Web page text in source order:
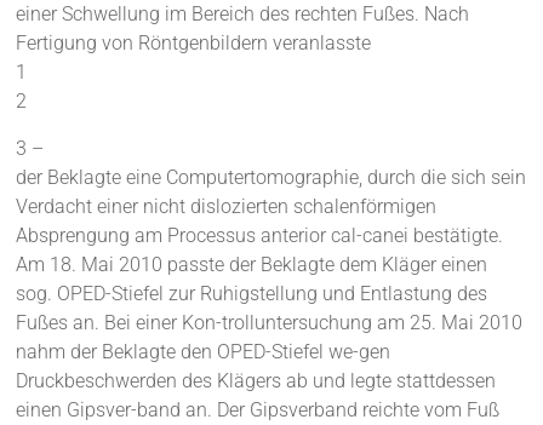
einer Schwellung im Bereich des rechten Fußes. Nach
Fertigung von Röntgenbildern veranlasste
1
2
3 –
der Beklagte eine Computertomographie, durch die sich sein
Verdacht einer nicht dislozierten schalenförmigen
Absprengung am Processus anterior cal-canei bestätigte.
Am 18. Mai 2010 passte der Beklagte dem Kläger einen
sog. OPED-Stiefel zur Ruhigstellung und Entlastung des
Fußes an. Bei einer Kon-trolluntersuchung am 25. Mai 2010
nahm der Beklagte den OPED-Stiefel we-gen
Druckbeschwerden des Klägers ab und legte stattdessen
einen Gipsver-band an. Der Gipsverband reichte vom Fuß